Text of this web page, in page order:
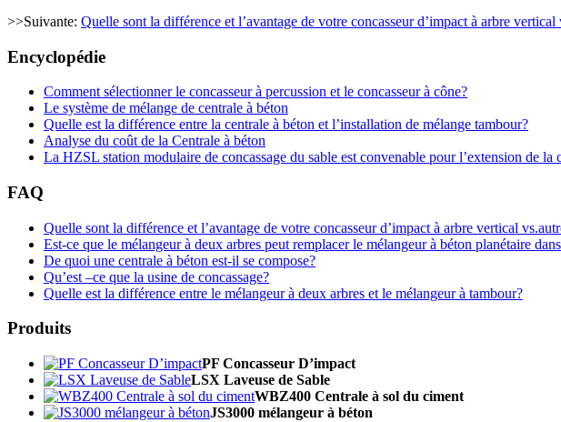
>>Suivante: Quelle sont la différence et l’avantage de votre concasseur d’impact à arbre vertical
Encyclopédie
Comment sélectionner le concasseur à percussion et le concasseur à cône?
Le système de mélange de centrale à béton
Quelle est la différence entre la centrale à béton et l’installation de mélange tambour?
Analyse du coût de la Centrale à béton
La HZSL station modulaire de concassage du sable est convenable pour l’extension de la
FAQ
Quelle sont la différence et l’avantage de votre concasseur d’impact à arbre vertical
Est-ce que le mélangeur à deux arbres peut remplacer le mélangeur à béton planétaire
De quoi une centrale à béton est-il se compose?
Qu’est –ce que la usine de concassage?
Quelle est la différence entre le mélangeur à deux arbres et le mélangeur à tambour?
Produits
PF Concasseur D’impact
LSX Laveuse de Sable
WBZ400 Centrale à sol du ciment
JS3000 mélangeur à béton